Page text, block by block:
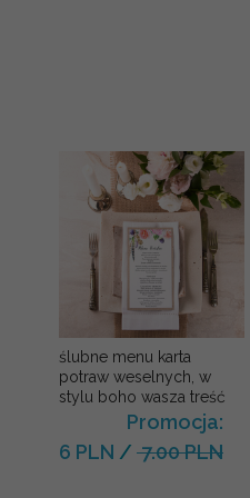
ślubne menu karta
potraw weselnych, w
stylu boho wasza treść
Promocja:
6 PLN / 7.00 PLN